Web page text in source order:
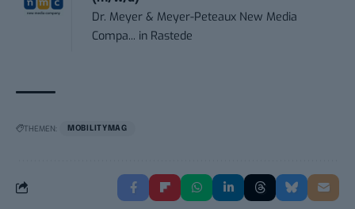
Dr. Meyer & Meyer-Peteaux New Media
Compa... in Rastede
THEMEN: MOBILITYMAG